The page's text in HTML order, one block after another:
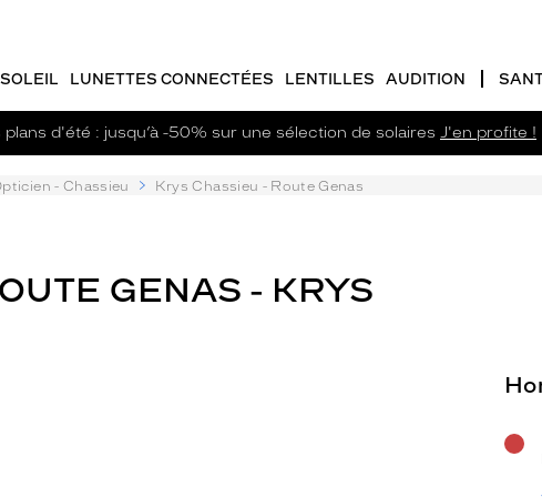
LUNETTES CONNECTÉES LENTILLES AUDITION
plans d'été : jusqu’à -50% sur une sélection de solaires J'en profite !
- Chassieu Krys Chassieu - Route Genas
GENAS - KRYS